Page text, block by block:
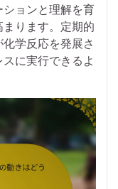
ョンと理解を育
ります。定期的
学反応を発展さ
に実行できるよ